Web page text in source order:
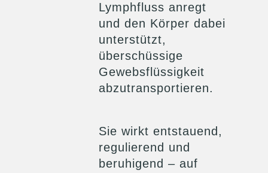
Lymphfluss anregt
und den Körper dabei
unterstützt,
überschüssige
Gewebsflüssigkeit
abzutransportieren.
Sie wirkt entstauend,
regulierend und
beruhigend – auf